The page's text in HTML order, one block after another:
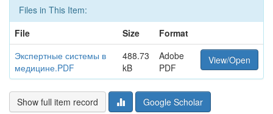
Files in This Item:
File
Size
Format
Экспертные системы в
медицине.PDF
488.73
kB
Adobe
PDF
View/Open
Show full item record Google Scholar